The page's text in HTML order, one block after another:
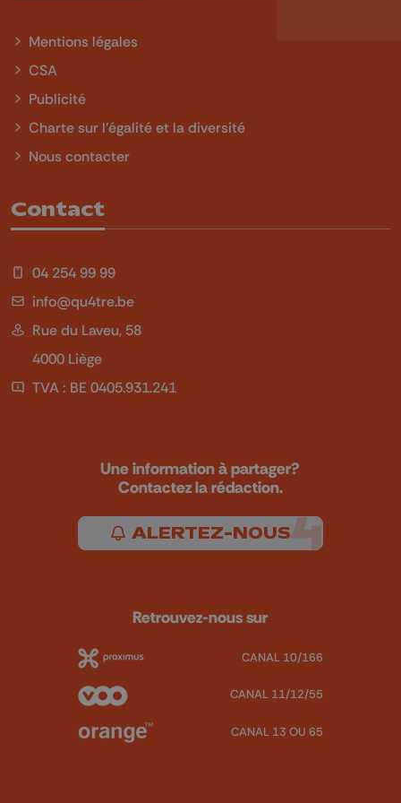
Mentions légales
CSA
Publicité
Charte sur l'égalité et la diversité
Nous contacter
Contact
04 254 99 99
info@qu4tre.be
Rue du Laveu, 58
4000 Liège
TVA : BE 0405.931.241
Une information à partager?
Contactez la rédaction.
ALERTEZ-NOUS
Retrouvez-nous sur
CANAL 10/166
CANAL 11/12/55
CANAL 13 OU 65